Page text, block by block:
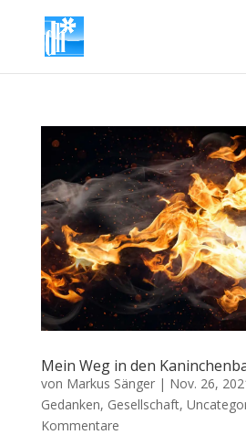
Mein Weg in den
von Markus Sänger| Nov. 26,
Gedanken, Gesellschaft,
Kommentare